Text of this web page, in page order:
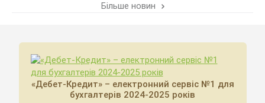
Більше новин
«Дебет-Кредит» – електронний сервіс №1 для
бухгалтерів 2024-2025 років